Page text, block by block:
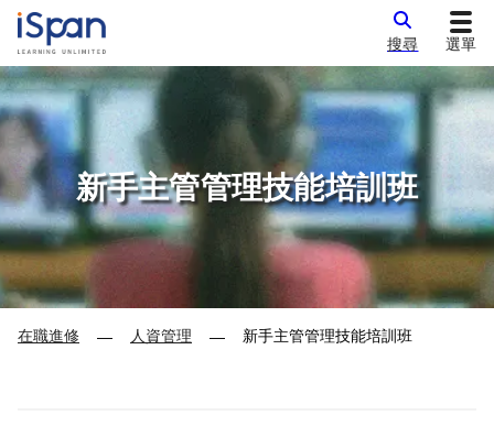
搜尋 選單
新手主管管理技能培訓班
在職進修 — 人資管理 — 新手主管管理技能培訓班